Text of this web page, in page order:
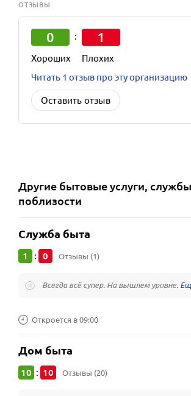
ОТЗЫВЫ
0
Хороших
: 1
Плохих
Читать 1 отзыв про эту организацию
Оставить отзыв
Другие бытовые услуги,
поблизости
Служба быта
1 : 0 Отзывы (1)
Всегда всё супер. На вышлем уровне.
Откроется в 09:00
Дом быта
10 : 10 Отзывы (20)